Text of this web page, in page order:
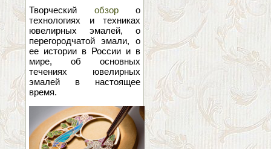
эмаль
Творческий обзоро
технологиях и техниках
ювелирных эмалей, о
перегородчатой эмали, о
ее истории в России и в
мире, об основных
течениях ювелирных
эмалей в настоящее
время.